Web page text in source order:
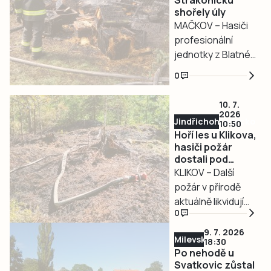
přibližně 200
metrů čtverečních
se postupně
rozšířila na
podstatně větší
shořely úly
MAČKOV – Hasiči
profesionální
jednotky z Blatné
společně se
zásahovými
dobrovolnými
sbory Blatné a
Mačkova
zasahovaly v
pátek 10.
července u
požáru úlů a
přilehlého
uskladněného
dřeva u Mačkova
na Strakonicku.
0
Jindřichohradecko
10. 7.
2026
10:50
Hoří les u Klikova,
hasiči požár
dostali pod
kontrolu
KLIKOV – Další
požár v přírodě
aktuálně likvidují
profesionální
hasiči z Třeboně
spolu s
jednotkami
0
Milevsko
9. 7. 2026
18:30
Po nehodě u
Svatkovic zůstal